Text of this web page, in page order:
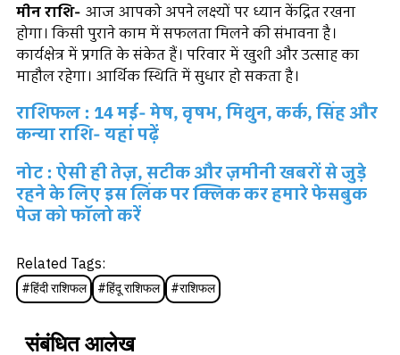
मीन राशि- आज आपको अपने लक्ष्यों पर ध्यान केंद्रित रखना
होगा। किसी पुराने काम में सफलता मिलने की संभावना है।
कार्यक्षेत्र में प्रगति के संकेत हैं। परिवार में खुशी और उत्साह का
माहौल रहेगा। आर्थिक स्थिति में सुधार हो सकता है।
राशिफल : 14 मई- मेष, वृषभ, मिथुन, कर्क, सिंह और
कन्या राशि- यहां पढ़ें
नोट : ऐसी ही तेज़, सटीक और ज़मीनी खबरों से जुड़े
रहने के लिए इस लिंक पर क्लिक कर हमारे फेसबुक
पेज को फॉलो करें
Related Tags:
#हिंदी राशिफल #हिंदू राशिफल #राशिफल
संबंधित आलेख